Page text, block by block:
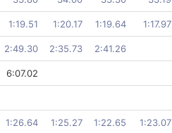
1:19.51 1:20.17 1:19.64 1:17.97
2:49.30 2:35.73 2:41.26
6:07.02
1:26.64 1:25.27 1:22.65 1:23.07